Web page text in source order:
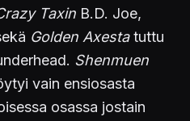
Taxin B.D. Joe,
Golden Axestatuttu
Shenmuen
vain ensiosasta
osassa jostain